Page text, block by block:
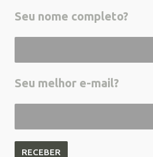
Seu nome completo?
Seu melhor e-mail?